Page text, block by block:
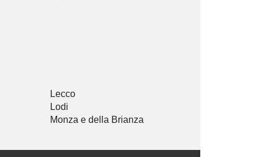
Lecco
Lodi
Monza e della Brianza